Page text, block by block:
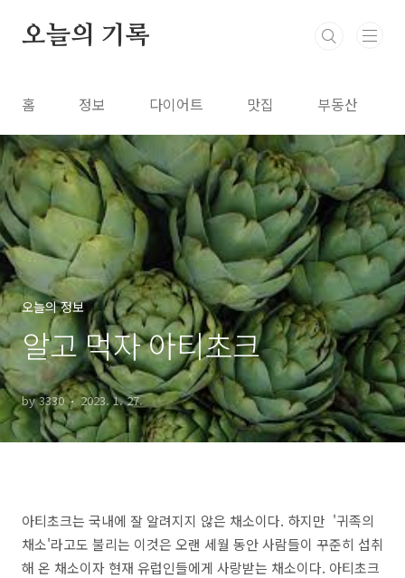
오늘의 기록
홈 정보 다이어트 맛집 부동산
오늘의 정보
알고 먹자 아티초크
by 3330 2023. 1. 27.
아티초크는 국내에 잘 알려지지 않은 채소이다. 하지만 '귀족의
채소'라고도 불리는 이것은 오랜 세월 동안 사람들이 꾸준히 섭취
해 온 채소이자 현재 유럽인들에게 사랑받는 채소이다. 아티초크